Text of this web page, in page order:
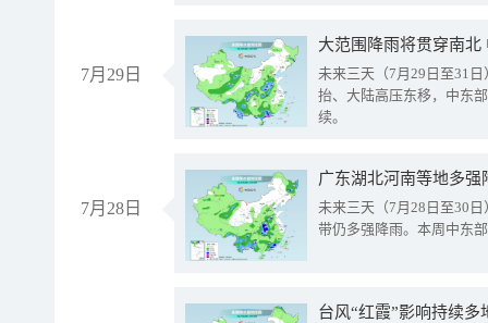
7月29日
大范围降雨将贯穿南
未来三天（7月29日至31
抬、大陆高压东移，中东
续。
7月28日
广东湖北河南等地多
未来三天（7月28日至30
带仍多强降雨。本周中东
台风“红霞”影响持续